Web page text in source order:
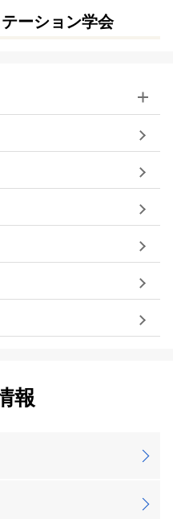
ーション学会
報